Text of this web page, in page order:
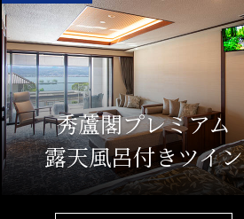
秀蘆閣プレミアム
露天風呂付きツイン